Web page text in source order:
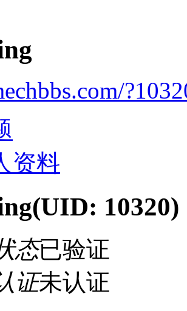
资料
(UID: 10320)
态已验证
证未认证